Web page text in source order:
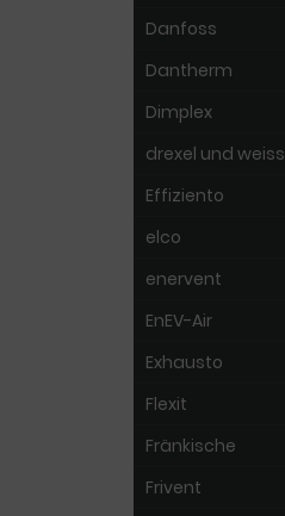
Danfoss
Dantherm
Dimplex
drexel und weiss
Effiziento
elco
enervent
EnEV-Air
Exhausto
Flexit
Fränkische
Frivent